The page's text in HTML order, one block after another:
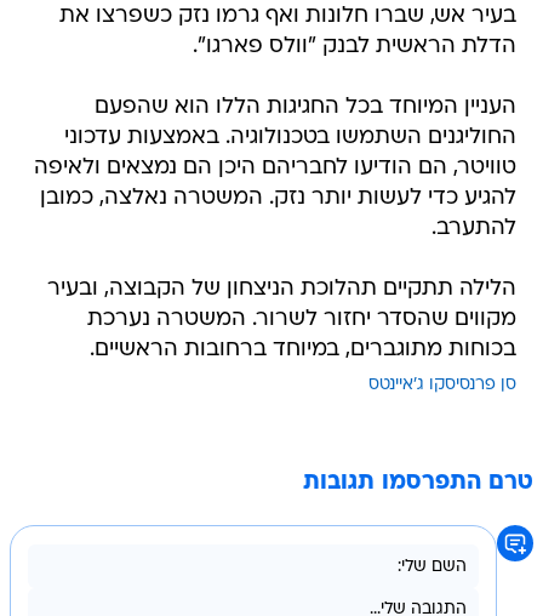
בעיר אש, שברו חלונות ואף גרמו נזק כשפרצו את
הדלת הראשית לבנק "וולס פארגו".
העניין המיוחד בכל החגיגות הללו הוא שהפעם
החוליגנים השתמשו בטכנולוגיה. באמצעות עדכוני
טוויטר, הם הודיעו לחבריהם היכן הם נמצאים ולאיפה
להגיע כדי לעשות יותר נזק. המשטרה נאלצה, כמובן
להתערב.
הלילה תתקיים תהלוכת הניצחון של הקבוצה, ובעיר
מקווים שהסדר יחזור לשרור. המשטרה נערכת
בכוחות מתוגברים, במיוחד ברחובות הראשיים.
סן פרנסיסקו ג'איינטס
טרם התפרסמו תגובות